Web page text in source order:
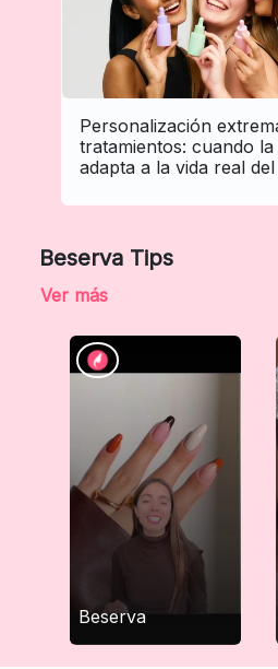
Personalización
tratamientos: cuando la
adapta a la vida real
Beserva Tips
Ver más
Beserva